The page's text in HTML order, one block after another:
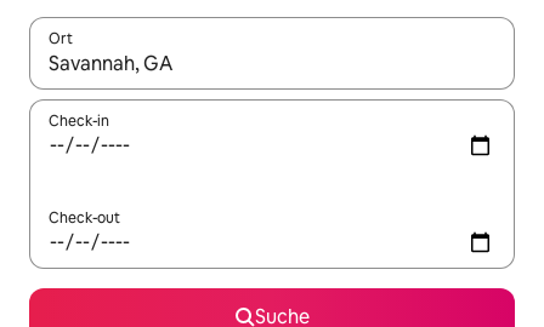
Ort
Wenn Ergebnisse verfügbar sind, navigiere mit den
Check-in
Check-out
Suche